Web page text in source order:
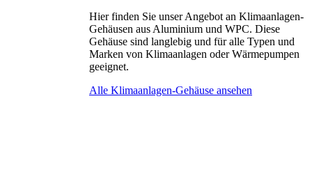
Hier finden Sie unser Angebot an Klimaanlagen-
Gehäusen aus Aluminium und WPC. Diese
Gehäuse sind langlebig und für alle Typen und
Marken von Klimaanlagen oder Wärmepumpen
geeignet.
Alle Klimaanlagen-Gehäuse ansehen